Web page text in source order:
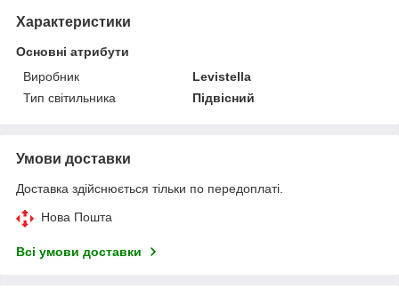
Характеристики
Основні атрибути
Виробник
Levistella
Тип світильника
Підвісний
Умови доставки
Доставка здійснюється тільки по передоплаті.
Нова Пошта
Всі умови доставки